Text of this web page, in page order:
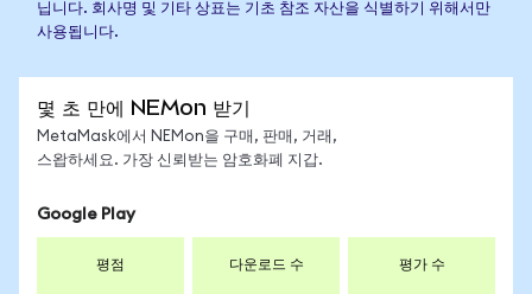
닙니다. 회사명 및 기타 상표는 기초 참조 자산을 식별하기 위해서만
사용됩니다.
몇 초 만에 NEMon 받기
MetaMask에서 NEMon을 구매, 판매, 거래,
스왑하세요. 가장 신뢰받는 암호화폐 지갑.
Google Play
평점 다운로드 수 평가 수